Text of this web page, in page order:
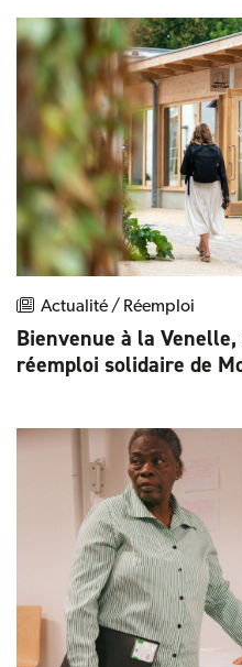
Actualité / Réemploi
Bienvenue à la
réemploi solidaire de